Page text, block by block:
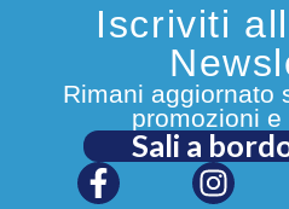
Iscriviti
Rimani aggiornato
promozioni
Sali a